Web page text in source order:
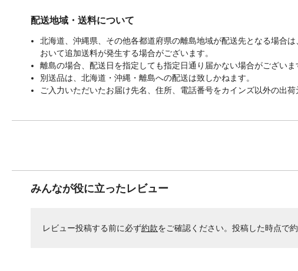
配送地域・送料について
北海道、沖縄県、その他各都道府県の離島地域が配送先となる場合
おいて追加送料が発生する場合がございます。
離島の場合、配送日を指定しても指定日通り届かない場合がございま
別送品は、北海道・沖縄・離島への配送は致しかねます。
ご入力いただいたお届け先名、住所、電話番号をカインズ以外の出
みんなが役に立ったレビュー
レビュー投稿する前に必ず約款をご確認ください。投稿した時点で